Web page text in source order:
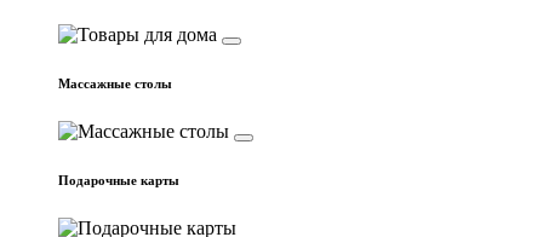
Массажные столы
Подарочные карты